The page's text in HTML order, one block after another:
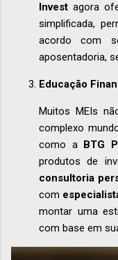
Invest agora
simplificada,
acordo com
aposentadoria,
Educação
Muitos MEIs
complexo
como a
BTG
produtos de
consultoria
com
montar uma
com base em